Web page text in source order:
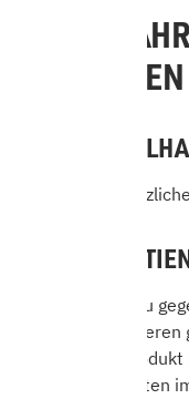
10.
GARANTIEN
10.1
Es gilt das
10.2
Informationen zu
Garantien und
jeweils beim
Informationsseiten